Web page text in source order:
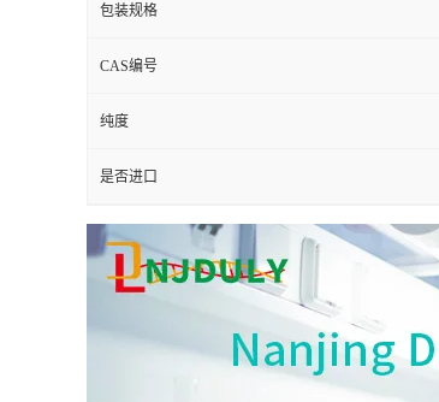
包装规格
CAS编号
纯度
是否进口